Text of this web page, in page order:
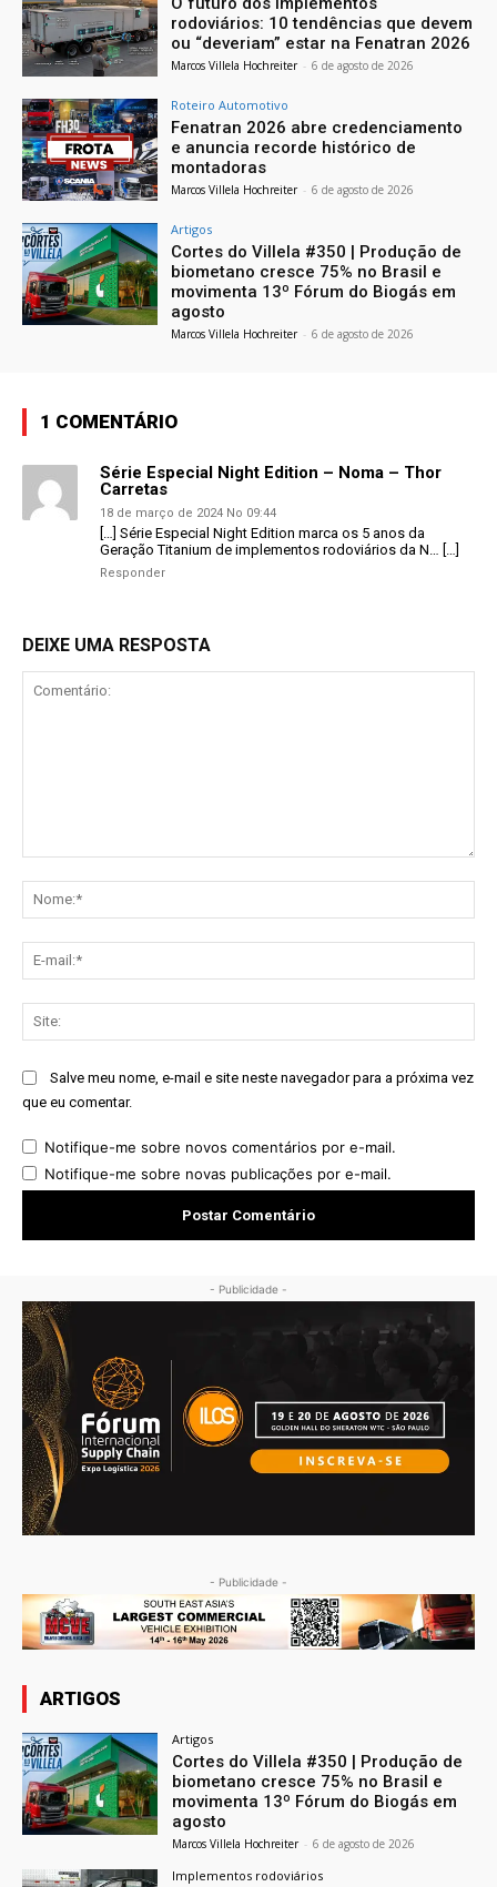
rodoviários: 10 tendências que devem
ou “deveriam” estar na Fenatran 2026
Marcos Villela Hochreiter - 6 de agosto de 2026
Roteiro Automotivo
Fenatran 2026 abre credenciamento
e anuncia recorde histórico de
montadoras
Marcos Villela Hochreiter - 6 de agosto de 2026
Artigos
Cortes do Villela #350 | Produção de
biometano cresce 75% no Brasil e
movimenta 13º Fórum do Biogás em
agosto
Marcos Villela Hochreiter - 6 de agosto de 2026
1 COMENTÁRIO
Série Especial Night Edition – Noma – Thor
Carretas
18 de março de 2024 No 09:44
[…] Série Especial Night Edition marca os 5 anos da
Geração Titanium de implementos rodoviários da N… […]
Responder
DEIXE UMA RESPOSTA
Salve meu nome, e-mail e site neste navegador para a próxima vez
que eu comentar.
Notifique-me sobre novos comentários por e-mail.
Notifique-me sobre novas publicações por e-mail.
- Publicidade -
- Publicidade -
ARTIGOS
Artigos
Cortes do Villela #350 | Produção de
biometano cresce 75% no Brasil e
movimenta 13º Fórum do Biogás em
agosto
Marcos Villela Hochreiter - 6 de agosto de 2026
Implementos rodoviários